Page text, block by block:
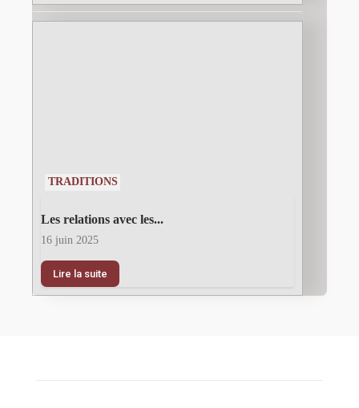
TRADITIONS
Les relations avec les...
16 juin 2025
Lire la suite